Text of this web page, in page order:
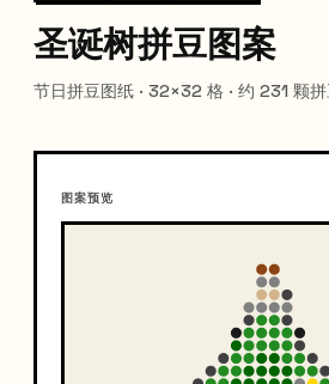
圣诞树拼豆图案
节日拼豆图纸 · 32×32 格 · 约 231 颗
图案预览